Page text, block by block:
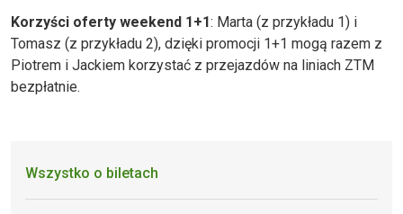
Wszystko o biletach
Korzyści oferty weekend 1+1: Marta (z przykładu 1) i
Tomasz (z przykładu 2), dzięki promocji 1+1 mogą razem z
Piotrem i Jackiem korzystać z przejazdów na liniach ZTM
bezpłatnie.